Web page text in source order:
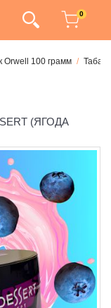
0
Orwell 100 грамм Табак
(ЯГОДА